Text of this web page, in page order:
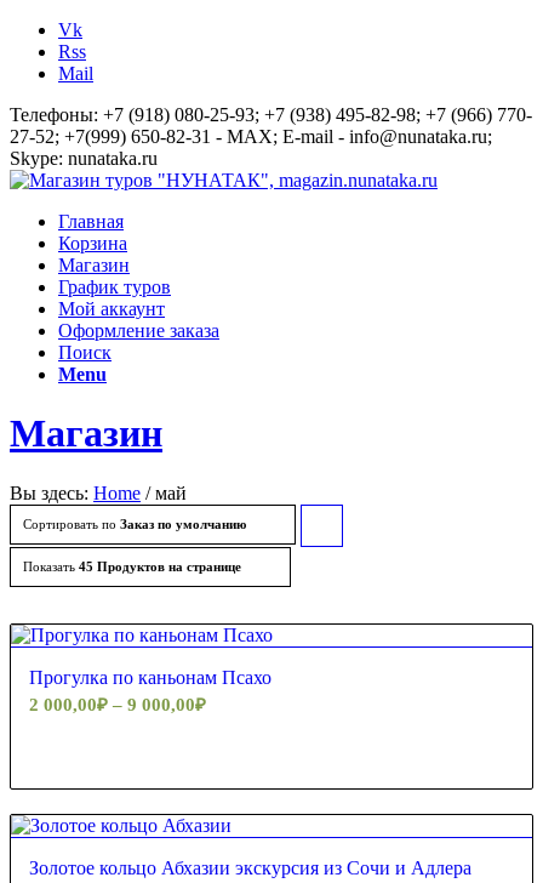
Vk
Rss
Mail
Телефоны: +7 (918) 080-25-93; +7 (938) 495-82-98; +7 (966) 770-
27-52; +7(999) 650-82-31 - MAX; E-mail - info@nunataka.ru;
Skype: nunataka.ru
Главная
Корзина
Магазин
График туров
Мой аккаунт
Оформление заказа
Поиск
Menu
Магазин
Вы здесь: Home / май
Сортировать по Заказ по умолчанию
Показать 45 Продуктов на странице
5.00
Прогулка по каньонам Псахо
2 000,00₽ – 9 000,00₽
Золотое кольцо Абхазии экскурсия из Сочи и Адлера